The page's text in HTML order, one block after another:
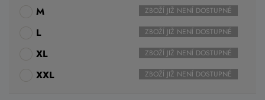
M ZBOŽÍ JIŽ NENÍ DOSTUPNÉ
L ZBOŽÍ JIŽ NENÍ DOSTUPNÉ
XL ZBOŽÍ JIŽ NENÍ DOSTUPNÉ
XXL ZBOŽÍ JIŽ NENÍ DOSTUPNÉ